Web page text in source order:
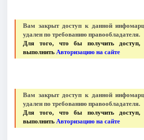
Вам закрыт доступ к данной
удален по требованию правообладателя.
Для того, что бы получить доступ,
выполнитьАвторизацию на сайте
Вам закрыт доступ к данной
удален по требованию правообладателя.
Для того, что бы получить доступ,
выполнить Авторизацию на сайте